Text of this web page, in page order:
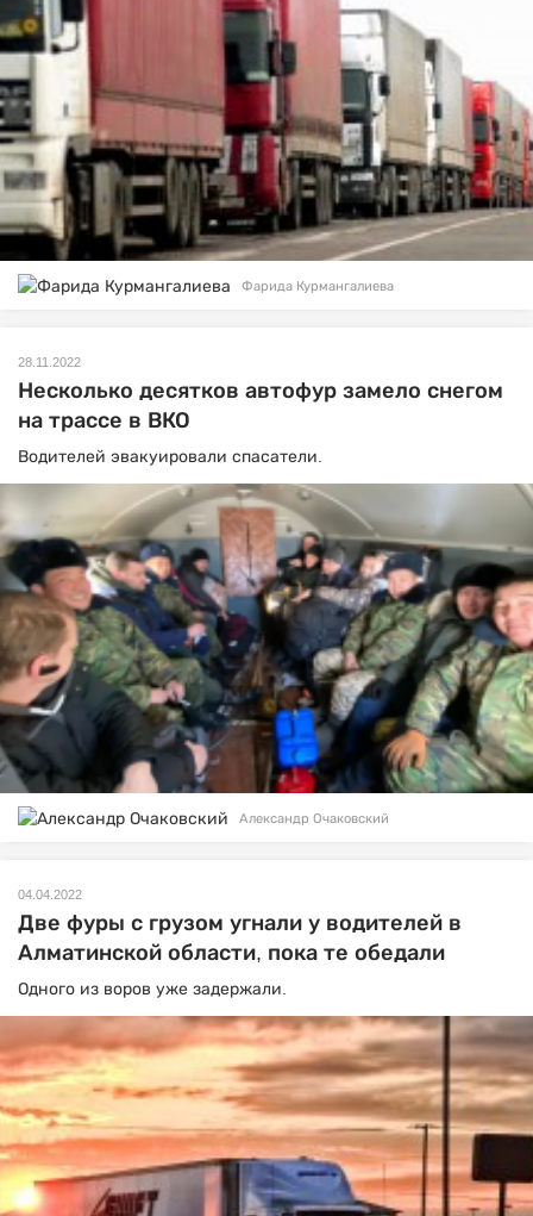
Фарида Курмангалиева
28.11.2022
Несколько десятков автофур замело снегом
на трассе в ВКО
Водителей эвакуировали спасатели.
Александр Очаковский
04.04.2022
Две фуры с грузом угнали у водителей в
Алматинской области, пока те обедали
Одного из воров уже задержали.